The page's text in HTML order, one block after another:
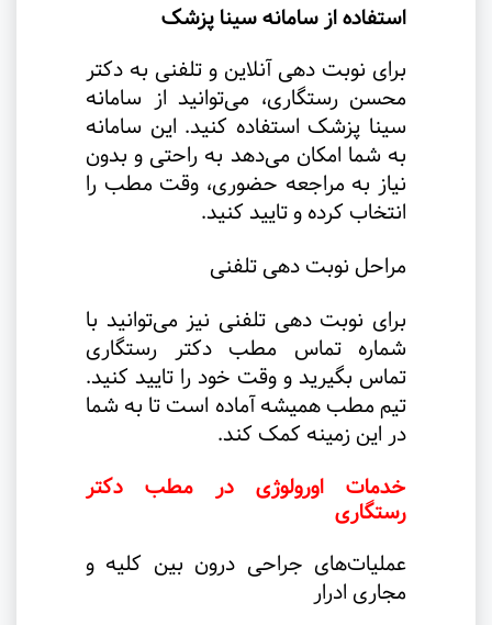
استفاده از سامانه سینا پزشک
برای نوبت دهی آنلاین و تلفنی به دکتر
محسن رستگاری، می‌توانید از سامانه
سینا پزشک استفاده کنید. این سامانه
به شما امکان می‌دهد به راحتی و بدون
نیاز به مراجعه حضوری، وقت مطب را
انتخاب کرده و تایید کنید.
مراحل نوبت دهی تلفنی
برای نوبت دهی تلفنی نیز می‌توانید با
شماره تماس مطب دکتر رستگاری
تماس بگیرید و وقت خود را تایید کنید.
تیم مطب همیشه آماده است تا به شما
در این زمینه کمک کند.
خدمات اورولوژی در مطب دکتر
رستگاری
عملیات‌های جراحی درون بین کلیه و
مجاری ادرار